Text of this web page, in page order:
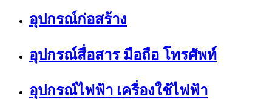
อุปกรณ์ก่อสร้าง
อุปกรณ์สื่อสาร มือถือ โทรศัพท์
อุปกรณ์ไฟฟ้า เครื่องใช้ไฟฟ้า